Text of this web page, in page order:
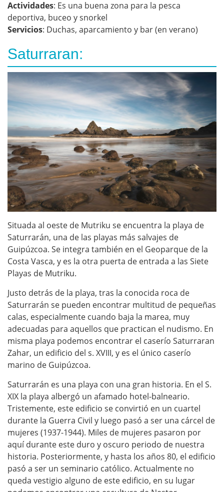
Actividades: Es una buena zona para la pesca
deportiva, buceo y snorkel
Servicios: Duchas, aparcamiento y bar (en verano)
Saturraran:
Situada al oeste de Mutriku se encuentra la playa de
Saturrarán, una de las playas más salvajes de
Guipúzcoa. Se integra también en el Geoparque de la
Costa Vasca, y es la otra puerta de entrada a las Siete
Playas de Mutriku.
Justo detrás de la playa, tras la conocida roca de
Saturrarán se pueden encontrar multitud de pequeñas
calas, especialmente cuando baja la marea, muy
adecuadas para aquellos que practican el nudismo. En
misma playa podemos encontrar el caserío Saturraran
Zahar, un edificio del s. XVIII, y es el único caserío
marino de Guipúzcoa.
Saturrarán es una playa con una gran historia. En el S.
XIX la playa albergó un afamado hotel-balneario.
Tristemente, este edificio se convirtió en un cuartel
durante la Guerra Civil y luego pasó a ser una cárcel de
mujeres (1937-1944). Miles de mujeres pasaron por
aquí durante este duro y oscuro periodo de nuestra
historia. Posteriormente, y hasta los años 80, el edificio
pasó a ser un seminario católico. Actualmente no
queda vestigio alguno de este edificio, en su lugar